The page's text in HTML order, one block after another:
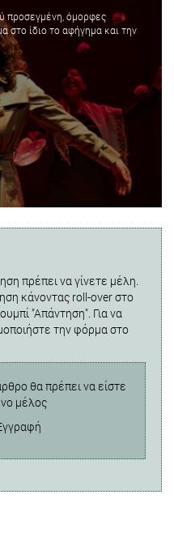
προσεγμένη, όμορφες
στο ίδιο το αφήγημα και την
πρέπει να γίνετε μέλη.
κάνοντας roll-over στο
"Απάντηση". Για να
την φόρμα στο
θα πρέπει να είστε
μέλος